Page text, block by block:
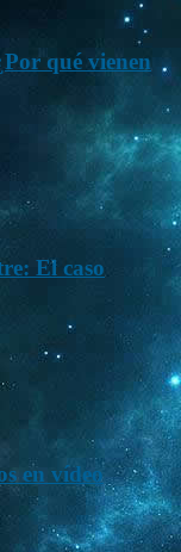
qué vienen
El caso
en vídeo